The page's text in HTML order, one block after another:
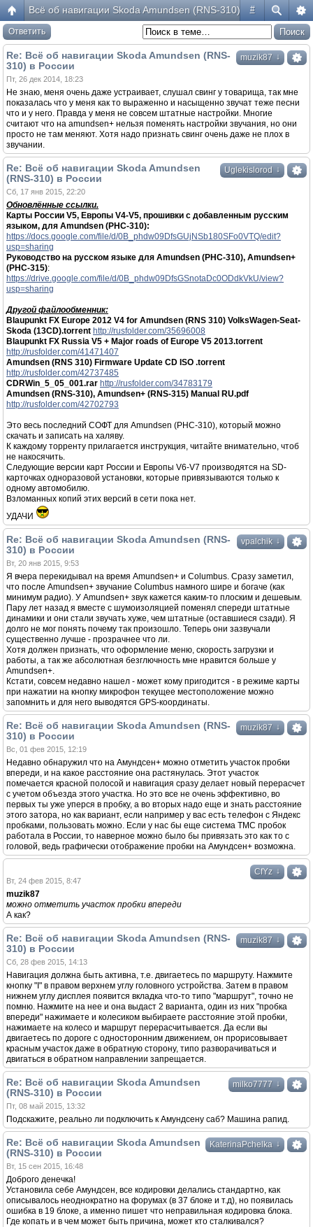
#
Всё об навигации Skoda Amundsen (RNS-310) в России
Ответить
muzik87 ↓
Re: Всё об навигации Skoda Amundsen (RNS-
310) в России
Пт, 26 дек 2014, 18:23
Не знаю, меня очень даже устраивает, слушал свинг у товарища, так мне
показалась что у меня как то выраженно и насыщенно звучат теже песни
что и у него. Правда у меня не совсем штатные настройки. Многие
считают что на amundsen+ нельзя поменять настройки звучания, но они
просто не там меняют. Хотя надо признать свинг очень даже не плох в
звучании.
Uglekislorod ↓
Re: Всё об навигации Skoda Amundsen
(RNS-310) в России
Сб, 17 янв 2015, 22:20
Обновлённые ссылки.
Карты России V5, Европы V4-V5, прошивки с добавленным русским
языком, для Amundsen (РНС-310):
https://docs.google.com/file/d/0B_phdw09DfsGUjNSb180SFo0VTQ/edit?
usp=sharing
Руководство на русском языке для Amundsen (РНС-310), Amundsen+
(РНС-315):
https://drive.google.com/file/d/0B_phdw09DfsGSnotaDc0ODdkVkU/view?
usp=sharing
Другой файлообменник:
Blaupunkt FX Europe 2012 V4 for Amundsen (RNS 310) VolksWagen-Seat-
Skoda (13CD).torrent http://rusfolder.com/35696008
Blaupunkt FX Russia V5 + Major roads of Europe V5 2013.torrent
http://rusfolder.com/41471407
Amundsen (RNS 310) Firmware Update CD ISO .torrent
http://rusfolder.com/42737485
CDRWin_5_05_001.rar http://rusfolder.com/34783179
Amundsen (RNS-310), Amundsen+ (RNS-315) Manual RU.pdf
http://rusfolder.com/42702793
Это весь последний СОФТ для Amundsen (РНС-310), который можно
скачать и записать на халяву.
К каждому торренту прилагается инструкция, читайте внимательно, чтоб
не накосячить.
Следующие версии карт России и Европы V6-V7 производятся на SD-
карточках одноразовой установки, которые привязываются только к
одному автомобилю.
Взломанных копий этих версий в сети пока нет.
УДАЧИ
vpalchik ↓
Re: Всё об навигации Skoda Amundsen (RNS-
310) в России
Вт, 20 янв 2015, 9:53
Я вчера перекидывал на время Amundsen+ и Columbus. Сразу заметил,
что после Amundsen+ звучание Columbus намного шире и богаче (как
минимум радио). У Amundsen+ звук кажется каким-то плоским и дешевым.
Пару лет назад я вместе с шумоизоляцией поменял спереди штатные
динамики и они стали звучать хуже, чем штатные (оставшиеся сзади). Я
долго не мог понять почему так произошло. Теперь они зазвучали
существенно лучше - прозрачнее что ли.
Хотя должен признать, что оформление меню, скорость загрузки и
работы, а так же абсолютная безглючность мне нравится больше у
Amundsen+.
Кстати, совсем недавно нашел - может кому пригодится - в режиме карты
при нажатии на кнопку микрофон текущее местоположение можно
запомнить и для него выводятся GPS-координаты.
muzik87 ↓
Re: Всё об навигации Skoda Amundsen (RNS-
310) в России
Вс, 01 фев 2015, 12:19
Недавно обнаружил что на Амундсен+ можно отметить участок пробки
впереди, и на какое расстояние она растянулась. Этот участок
помечается красной полосой и навигация сразу делает новый перерасчет
с учетом объезда этого участка. Но это все не очень эффективно, во
первых ты уже уперся в пробку, а во вторых надо еще и знать расстояние
этого затора, но как вариант, если например у вас есть телефон с Яндекс
пробками, пользовать можно. Если у нас бы еще система TMC пробок
работала в России, то наверное можно было бы привязать это как то с
головой, ведь графически отображение пробки на Амундсен+ возможна.
CfYz ↓
Вт, 24 фев 2015, 8:47
muzik87
можно отметить участок пробки впереди
А как?
muzik87 ↓
Re: Всё об навигации Skoda Amundsen (RNS-
310) в России
Сб, 28 фев 2015, 14:13
Навигация должна быть активна, т.е. двигаетесь по маршруту. Нажмите
кнопку "I" в правом верхнем углу головного устройства. Затем в правом
нижнем углу дисплея появится вкладка что-то типо "маршрут", точно не
помню. Нажмите на нее и она выдаст 2 варианта, один из них "пробка
впереди" нажимаете и колесиком выбираете расстояние этой пробки,
нажимаете на колесо и маршрут перерасчитывается. Да если вы
двигаетесь по дороге с односторонним движением, он прорисовывает
красным участок даже в обратную сторону, типо разворачиваться и
двигаться в обратном направлении запрещается.
milko7777 ↓
Re: Всё об навигации Skoda Amundsen
(RNS-310) в России
Пт, 08 май 2015, 13:32
Подскажите, реально ли подключить к Амундсену саб? Машина рапид.
KaterinaPchelka ↓
Re: Всё об навигации Skoda Amundsen
(RNS-310) в России
Вт, 15 сен 2015, 16:48
Доброго денечка!
Установила себе Амундсен, все кодировки делались стандартно, как
описывалось неоднократно на форумах (в 37 блоке и т.д), но появилась
ошибка в 19 блоке, а именно пишет что неправильная кодировка блока.
Где копать и в чем может быть причина, может кто сталкивался?